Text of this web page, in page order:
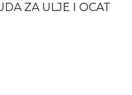
ZA ULJE I OCAT